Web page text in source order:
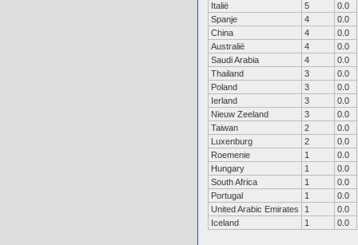
Italië
5
0.0
Spanje
4
0.0
China
4
0.0
Australië
4
0.0
Saudi Arabia
4
0.0
Thailand
3
0.0
Poland
3
0.0
Ierland
3
0.0
Nieuw Zeeland
3
0.0
Taiwan
2
0.0
Luxenburg
2
0.0
Roemenie
1
0.0
Hungary
1
0.0
South Africa
1
0.0
Portugal
1
0.0
United Arabic Emirates
1
0.0
Iceland
1 0.0